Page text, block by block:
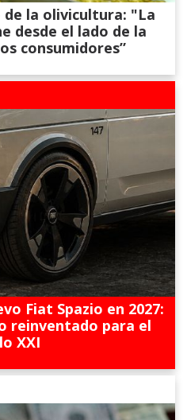
la olivicultura: "La
desde el lado de la
consumidores”
Fiat Spazio en 2027:
reinventado para el
XXI